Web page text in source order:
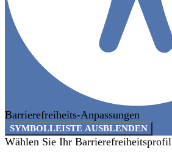
Barrierefreiheits-Anpassungen
SYMBOLLEISTE AUSBLENDEN
Wählen Sie Ihr Barrierefreiheitsprofil